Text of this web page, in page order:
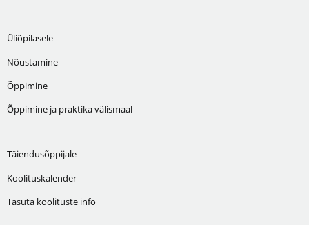
Üliõpilasele
Nõustamine
Õppimine
Õppimine ja praktika välismaal
Täiendusõppijale
Koolituskalender
Tasuta koolituste info